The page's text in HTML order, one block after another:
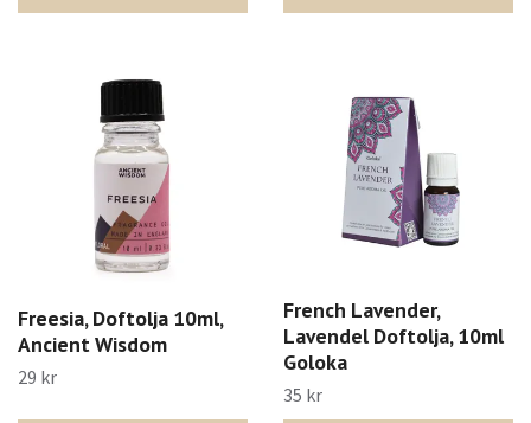
Freesia, Doftolja 10ml,
Ancient Wisdom
29 kr
French Lavender,
Lavendel Doftolja, 10ml
Goloka
35 kr